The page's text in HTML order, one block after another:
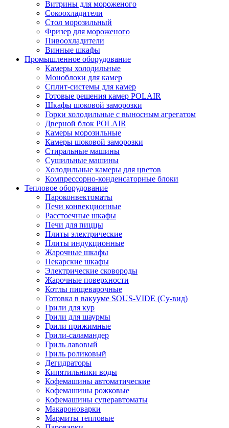
Витрины для мороженого
Сокоохладители
Стол морозильный
Фризер для мороженого
Пивоохладители
Винные шкафы
Промышленное оборудование
Камеры холодильные
Моноблоки для камер
Сплит-системы для камер
Готовые решения камер POLAIR
Шкафы шоковой заморозки
Горки холодильные с выносным агрегатом
Дверной блок POLAIR
Камеры морозильные
Камеры шоковой заморозки
Стиральные машины
Сушильные машины
Холодильные камеры для цветов
Компрессорно-конденсаторные блоки
Тепловое оборудование
Пароконвектоматы
Печи конвекционные
Расстоечные шкафы
Печи для пиццы
Плиты электрические
Плиты индукционные
Жарочные шкафы
Пекарские шкафы
Электрические сковороды
Жарочные поверхности
Котлы пищеварочные
Готовка в вакууме SOUS-VIDE (Су-вид)
Грили для кур
Грили для шаурмы
Грили прижимные
Грили-саламандер
Гриль лавовый
Гриль роликовый
Дегидраторы
Кипятильники воды
Кофемашины автоматические
Кофемашины рожковые
Кофемашины суперавтоматы
Макароноварки
Мармиты тепловые